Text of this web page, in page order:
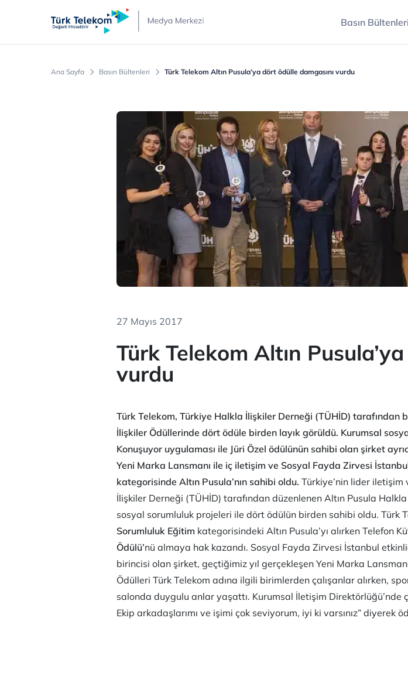
Basın Bültenleri
Ana Sayfa Basın Bültenleri Türk Telekom Altın Pusula’ya dört ödülle damgasını vurdu
27 Mayıs 2017
Türk Telekom Altın
vurdu
Türk Telekom, Türkiye Halkla İlişkiler Derneği (TÜHİD) tarafından
İlişkiler Ödüllerinde dört ödüle birden layık görüldü. Kurumsal
Konuşuyor uygulaması ile Jüri Özel ödülünün sahibi olan şirket
Yeni Marka Lansmanı ile iç iletişim ve Sosyal Fayda Zirvesi
kategorisinde Altın Pusula’nın sahibi oldu. Türkiye’nin lider
İlişkiler Derneği (TÜHİD) tarafından düzenlenen Altın Pusula
sosyal sorumluluk projeleri ile dört ödülün birden sahibi oldu. Türk
Sorumluluk Eğitim kategorisindeki Altın Pusula’yı alırken Telefon
Ödülü’nü almaya hak kazandı. Sosyal Fayda Zirvesi İstanbul
birincisi olan şirket, geçtiğimiz yıl gerçekleşen Yeni Marka
Ödülleri Türk Telekom adına ilgili birimlerden çalışanlar alırken,
salonda duygulu anlar yaşattı. Kurumsal İletişim Direktörlüğü’nde
Ekip arkadaşlarımı ve işimi çok seviyorum, iyi ki varsınız” diyerek